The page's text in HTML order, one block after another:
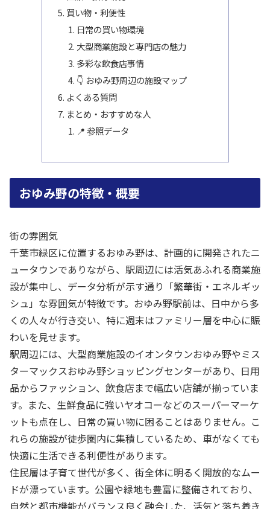
買い物・利便性
日常の買い物環境
大型商業施設と専門店の魅力
多彩な飲食店事情
👇 おゆみ野周辺の施設マップ
よくある質問
まとめ・おすすめな人
📍 参照データ
おゆみ野の特徴・概要
街の雰囲気
千葉市緑区に位置するおゆみ野は、計画的に開発されたニ
ュータウンでありながら、駅周辺には活気あふれる商業施
設が集中し、データ分析が示す通り「繁華街・エネルギッ
シュ」な雰囲気が特徴です。おゆみ野駅前は、日中から多
くの人々が行き交い、特に週末はファミリー層を中心に賑
わいを見せます。
駅周辺には、大型商業施設のイオンタウンおゆみ野やミス
ターマックスおゆみ野ショッピングセンターがあり、日用
品からファッション、飲食店まで幅広い店舗が揃っていま
す。また、生鮮食品に強いヤオコーなどのスーパーマーケ
ットも点在し、日常の買い物に困ることはありません。こ
れらの施設が徒歩圏内に集積しているため、車がなくても
快適に生活できる利便性があります。
住民層は子育て世代が多く、街全体に明るく開放的なムー
ドが漂っています。公園や緑地も豊富に整備されており、